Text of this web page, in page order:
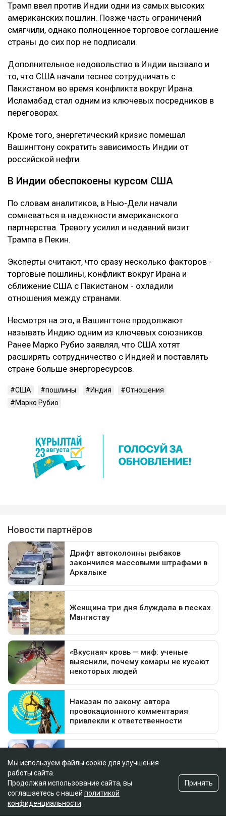
Трамп ввел против Индии одни из самых высоких
американских пошлин. Позже часть ограничений
смягчили, однако полноценное торговое соглашение
страны до сих пор не подписали.
Дополнительное недовольство в Индии вызвало и
то, что США начали теснее сотрудничать с
Пакистаном во время конфликта вокруг Ирана.
Исламабад стал одним из ключевых посредников в
переговорах.
Кроме того, энергетический кризис помешал
Вашингтону сократить зависимость Индии от
российской нефти.
В Индии обеспокоены курсом США
По словам аналитиков, в Нью-Дели начали
сомневаться в надежности американского
партнерства. Тревогу усилил и недавний визит
Трампа в Пекин.
Эксперты считают, что сразу несколько факторов -
торговые пошлины, конфликт вокруг Ирана и
сближение США с Пакистаном - охладили
отношения между странами.
Несмотря на это, в Вашингтоне продолжают
называть Индию одним из ключевых союзников.
Ранее Марко Рубио заявлял, что США хотят
расширять сотрудничество с Индией и поставлять
стране больше энергоресурсов.
США пошлины Индия
Отношения
Марко Рубио
Мы используем файлы cookie для улучшения
работы сайта.
Продолжая использование сайта, вы
соглашаетесь с нашей политикой
конфиденциальности
Принять